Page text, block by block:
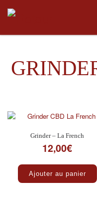
Skip to content
Grinder – La French
12,00€
Ajouter au panier